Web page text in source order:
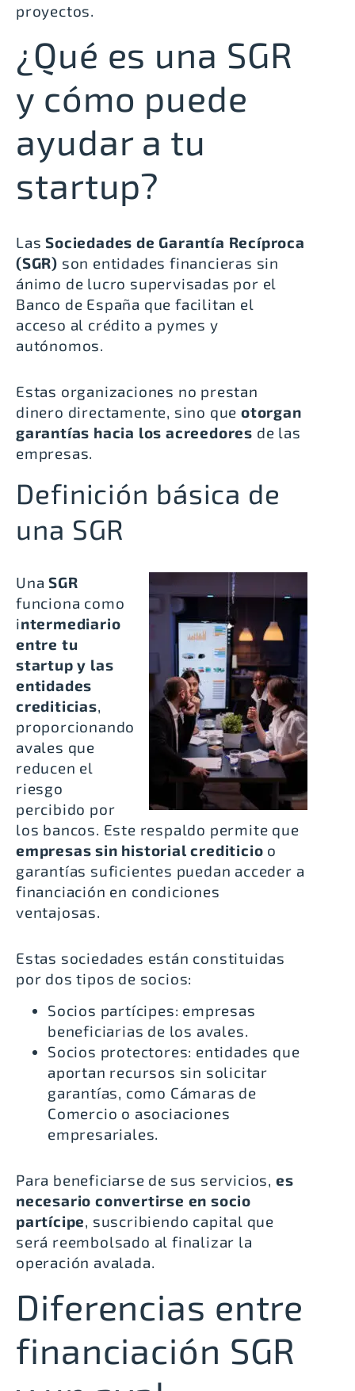
proyectos.
¿Qué es una SGR
y cómo puede
ayudar a tu
startup?
LasSociedades de Garantía Recíproca
(SGR) son entidades financieras sin
ánimo de lucro supervisadas por el
Banco de España quefacilitan el
acceso al crédito a pymes y
autónomos.
Estas organizaciones no prestan
dinero directamente, sino que otorgan
garantías hacia los acreedores de las
empresas.
Definición básica de
una SGR
UnaSGR
funciona como
intermediario
entre tu
startup y las
entidades
crediticias,
proporcionando
avales que
reducen el
riesgo
percibido por
los bancos. Este respaldo permite que
empresas sin historial crediticio o
garantías suficientes puedan acceder a
financiación en condiciones
ventajosas.
Estas sociedades están constituidas
por dos tipos de socios:
Socios partícipes: empresas
beneficiarias de los avales.
Socios protectores: entidades que
aportan recursos sin solicitar
garantías, como Cámaras de
Comercio o asociaciones
empresariales.
Para beneficiarse de sus servicios, es
necesario convertirse en socio
partícipe, suscribiendo capital que
será reembolsado al finalizar la
operación avalada.
Diferencias entre
financiación SGR